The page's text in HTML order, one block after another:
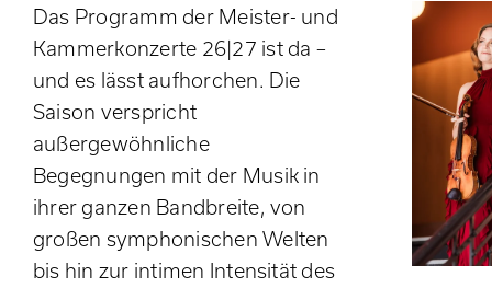
Das Programm der Meister- und
Kammerkonzerte 26|27 ist da –
und es lässt aufhorchen. Die
Saison verspricht
außergewöhnliche
Begegnungen mit der Musik in
ihrer ganzen Bandbreite, von
großen symphonischen Welten
bis hin zur intimen Intensität des